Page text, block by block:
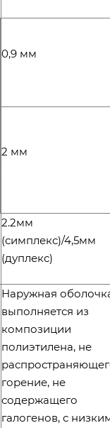
0,9 мм
2 мм
2.2мм
(симплекс)/4,5мм
(дуплекс)
Наружная
выполняется из
композиции
полиэтилена, не
горение, не
содержащего
галогенов, с